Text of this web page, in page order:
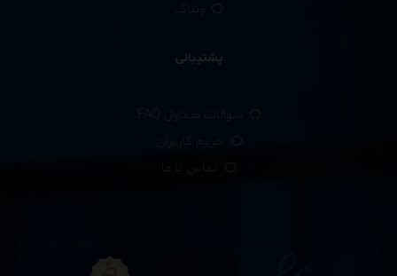
پشتیبانی
سوالات متداول FAQ
حریم کاربران